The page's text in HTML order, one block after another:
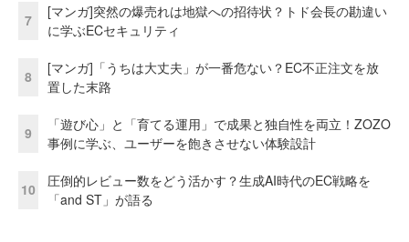
7
[マンガ]突然の爆売れは地獄への招待状？トド会長の勘違い
に学ぶECセキュリティ
8
[マンガ]「うちは大丈夫」が一番危ない？EC不正注文を放
置した末路
9
「遊び心」と「育てる運用」で成果と独自性を両立！ZOZO
事例に学ぶ、ユーザーを飽きさせない体験設計
10
圧倒的レビュー数をどう活かす？生成AI時代のEC戦略を
「and ST」が語る